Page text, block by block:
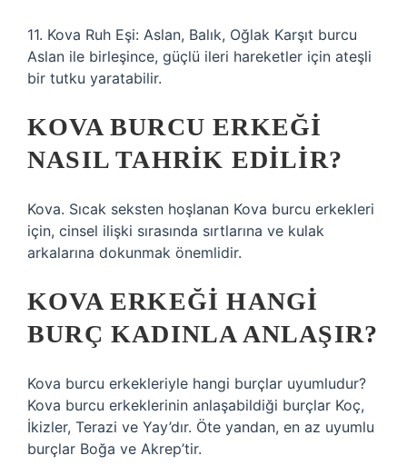
11. Kova Ruh Eşi: Aslan, Balık, Oğlak Karşıt burcu
Aslan ile birleşince, güçlü ileri hareketler için ateşli
bir tutku yaratabilir.
KOVA BURCU ERKEĞI
NASIL TAHRIK EDILIR?
Kova. Sıcak seksten hoşlanan Kova burcu erkekleri
için, cinsel ilişki sırasında sırtlarına ve kulak
arkalarına dokunmak önemlidir.
KOVA ERKEĞI HANGI
BURÇ KADINLA ANLAŞIR?
Kova burcu erkekleriyle hangi burçlar uyumludur?
Kova burcu erkeklerinin anlaşabildiği burçlar Koç,
İkizler, Terazi ve Yay’dır. Öte yandan, en az uyumlu
burçlar Boğa ve Akrep’tir.